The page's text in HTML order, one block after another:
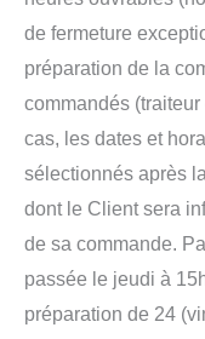
de fermeture
préparation de la
commandés
cas, les dates et
sélectionnés après
dont le Client sera
de sa commande.
passée le jeudi à
préparation de 24